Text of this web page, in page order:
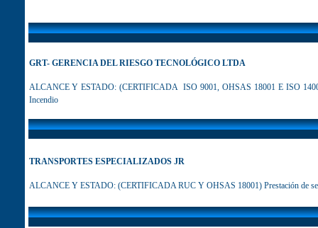
GRT- GERENCIA DEL RIESGO TECNOLÓGICO LTDA
ALCANCE Y ESTADO: (CERTIFICADA ISO 9001, OHSAS 18001 E ISO
Incendio
TRANSPORTES ESPECIALIZADOS JR
ALCANCE Y ESTADO: (CERTIFICADA RUC Y OHSAS 18001) Prestación de